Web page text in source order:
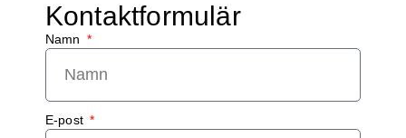
Kontaktformulär
Namn
E-post